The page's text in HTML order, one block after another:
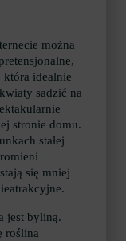
można
która idealnie
sadzić na
stronie domu.
stałej
się mniej
jest byliną.
rośliną